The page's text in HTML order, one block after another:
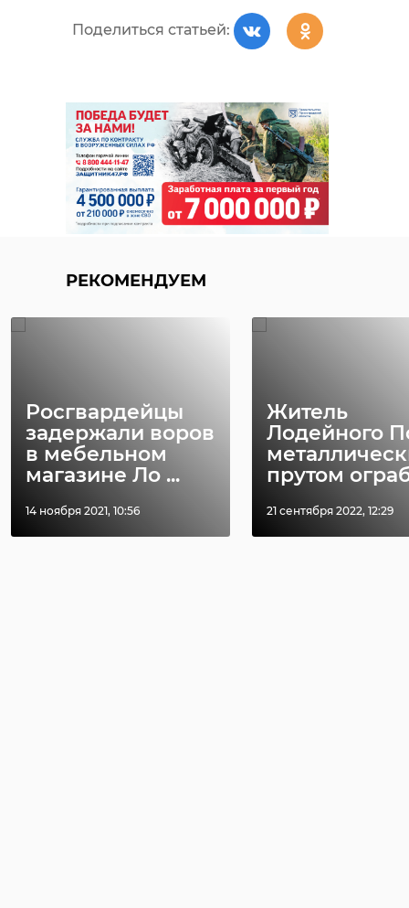
Поделиться статьей:
РЕКОМЕНДУЕМ
Росгвардейцы
задержали воров
в мебельном
магазине Ло ...
14 ноября 2021, 10:56
Житель
Лодейного
прутом
21 сентября 2022, 12:29